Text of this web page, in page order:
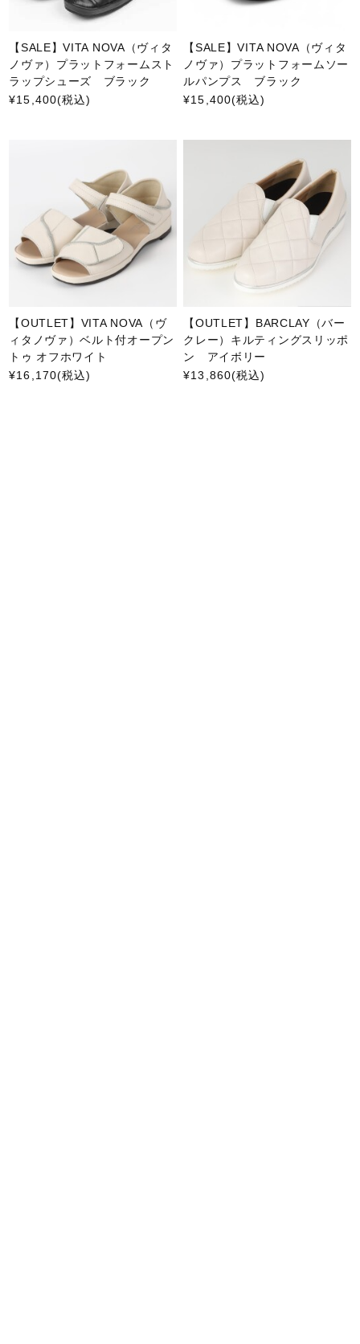
【SALE】VITA NOVA（ヴィタ
ノヴァ）プラットフォームスト
ラップシューズ ブラック
¥15,400(税込)
【SALE】VITA NOVA（ヴィタ
ノヴァ）プラットフォームソー
ルパンプス ブラック
¥15,400(税込)
【OUTLET】VITA NOVA（ヴ
ィタノヴァ）ベルト付オープン
トゥ オフホワイト
¥16,170(税込)
【OUTLET】BARCLAY（バー
クレー）キルティングスリッポ
ン アイボリー
¥13,860(税込)